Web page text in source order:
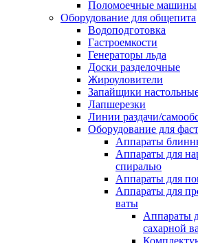
Поломоечные машины
Оборудование для общепита
Водоподготовка
Гастроемкости
Генераторы льда
Доски разделочные
Жироуловители
Запайщики
Лапшерезки
Линии раздачи/
Оборудование для
Аппараты
Аппараты для
спиралью
Аппараты для
Аппараты для
ваты
Аппараты
сахарной